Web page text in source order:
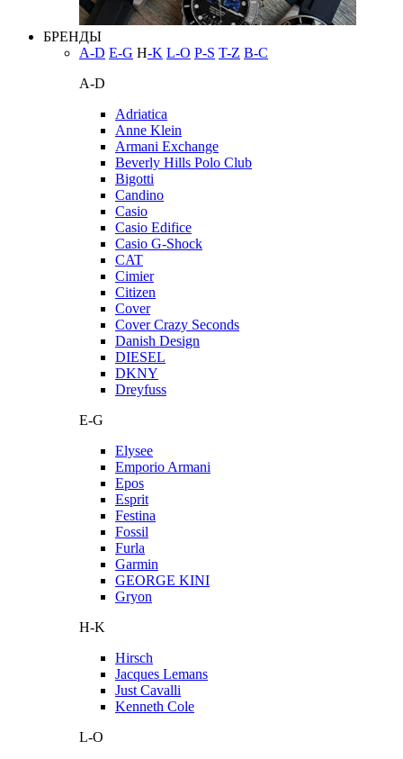
БРЕНДЫ
A-D E-G H-K L-O P-S T-Z В-С
A-D
Adriatica
Anne Klein
Armani Exchange
Beverly Hills Polo Club
Bigotti
Candino
Casio
Casio Edifice
Casio G-Shock
CAT
Cimier
Citizen
Cover
Cover Crazy Seconds
Danish Design
DIESEL
DKNY
Dreyfuss
E-G
Elysee
Emporio Armani
Epos
Esprit
Festina
Fossil
Furla
Garmin
GEORGE KINI
Gryon
H-K
Hirsch
Jacques Lemans
Just Cavalli
Kenneth Cole
L-O